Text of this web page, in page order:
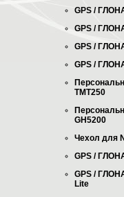
GPS /
GPS /
GPS /
GPS /
TMT250
GH5200
Чехол для
GPS /
GPS /
Lite